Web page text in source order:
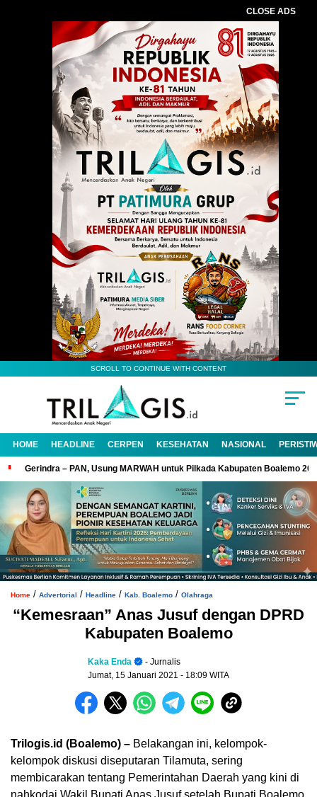
CLOSE ADS
SCROLL TO CONTINUE WITH CONTENT
HOME HEADLINE CERPEN KESEHATAN NASIONAL
Gerindra – PAN, Usung MARWAH untuk Pilkada Kabupaten Boalemo
Home / Advertorial / Headline / Kab. Boalemo / OIahraga
“Kemesraan” Anas Jusuf dengan DPRD
Kabupaten Boalemo
Kaka Enda
- Jurnalis
Jumat, 15 Januari 2021 - 18:09 WITA
Trilogis.id (Boalemo) – Belakangan ini, kelompok-
kelompok diskusi diseputaran Tilamuta, sering
membicarakan tentang Pemerintahan Daerah yang kini di
nahkodai Wakil Bupati Anas Jusuf setelah Bupati Boalemo